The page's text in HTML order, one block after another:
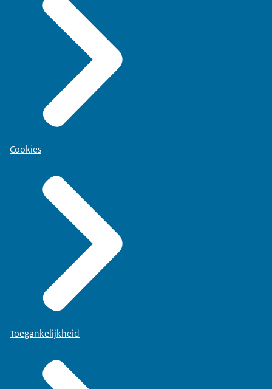
Cookies
Toegankelijkheid